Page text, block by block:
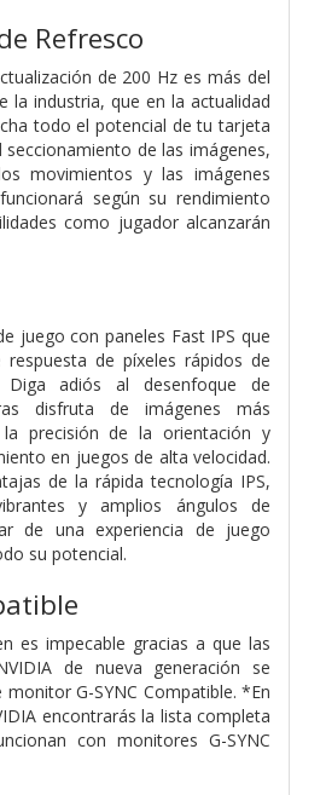
Refresco
de 200 Hz es más del
la industria, que en la actualidad
todo el potencial de tu tarjeta
seccionamiento de las imágenes,
movimientos y las imágenes
según su rendimiento
como jugador alcanzarán
juego con paneles Fast IPS que
de píxeles rápidos de
adiós al desenfoque de
disfruta de imágenes más
precisión de la orientación y
en juegos de alta velocidad.
de la rápida tecnología IPS,
y amplios ángulos de
de una experiencia de juego
su potencial.
es impecable gracias a que las
de nueva generación se
G-SYNC Compatible. *En
encontrarás la lista completa
con monitores G-SYNC